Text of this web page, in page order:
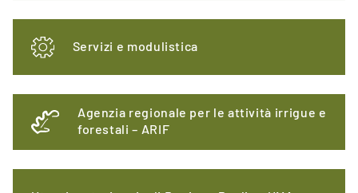
Servizi e modulistica
Agenzia regionale per le attività irrigue e
forestali – ARIF